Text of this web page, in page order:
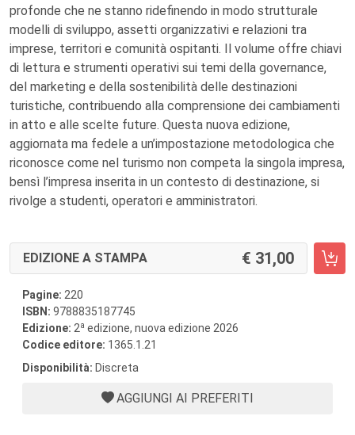
profonde che ne stanno ridefinendo in modo strutturale
modelli di sviluppo, assetti organizzativi e relazioni tra
imprese, territori e comunità ospitanti. Il volume offre chiavi
di lettura e strumenti operativi sui temi della governance,
del marketing e della sostenibilità delle destinazioni
turistiche, contribuendo alla comprensione dei cambiamenti
in atto e alle scelte future. Questa nuova edizione,
aggiornata ma fedele a un’impostazione metodologica che
riconosce come nel turismo non competa la singola impresa,
bensì l’impresa inserita in un contesto di destinazione, si
rivolge a studenti, operatori e amministratori.
EDIZIONE A STAMPA 31,00
Pagine: 220
ISBN: 9788835187745
Edizione: 2a edizione, nuova edizione 2026
Codice editore: 1365.1.21
Disponibilità: Discreta
AGGIUNGI AI PREFERITI